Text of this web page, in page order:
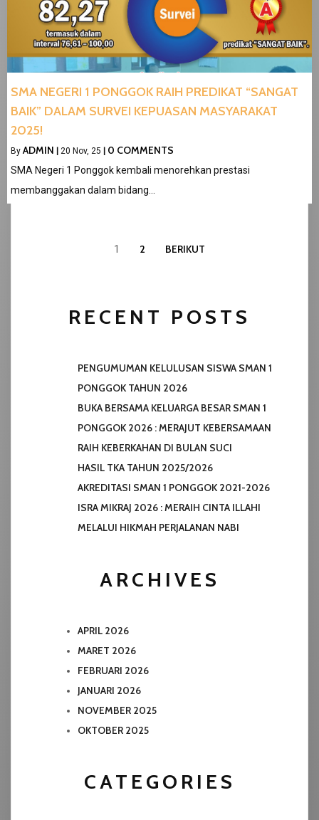
SMA NEGERI 1 PONGGOK RAIH PREDIKAT “SANGAT
BAIK” DALAM SURVEI KEPUASAN MASYARAKAT
2025!
By ADMIN 20 Nov, 25 0 COMMENTS
SMA Negeri 1 Ponggok kembali menorehkan prestasi
membanggakan dalam bidang…
1 2 BERIKUT
RECENT POSTS
PENGUMUMAN KELULUSAN SISWA SMAN 1
PONGGOK TAHUN 2026
BUKA BERSAMA KELUARGA BESAR SMAN 1
PONGGOK 2026 : MERAJUT KEBERSAMAAN
RAIH KEBERKAHAN DI BULAN SUCI
HASIL TKA TAHUN 2025/2026
AKREDITASI SMAN 1 PONGGOK 2021-2026
ISRA MIKRAJ 2026 : MERAIH CINTA ILLAHI
MELALUI HIKMAH PERJALANAN NABI
ARCHIVES
APRIL 2026
MARET 2026
FEBRUARI 2026
JANUARI 2026
NOVEMBER 2025
OKTOBER 2025
CATEGORIES